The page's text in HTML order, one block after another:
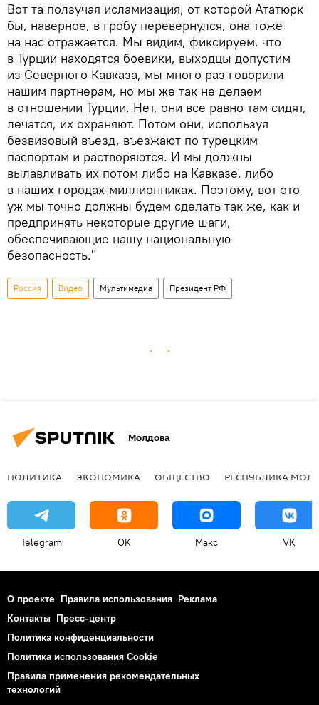
Вот та ползучая исламизация, от которой Ататюрк
бы, наверное, в гробу перевернулся, она тоже
на нас отражается. Мы видим, фиксируем, что
в Турции находятся боевики, выходцы допустим
из Северного Кавказа, мы много раз говорили
нашим партнерам, но мы же так не делаем
в отношении Турции. Нет, они все равно там сидят,
лечатся, их охраняют. Потом они, используя
безвизовый въезд, въезжают по турецким
паспортам и растворяются. И мы должны
вылавливать их потом либо на Кавказе, либо
в наших городах-миллионниках. Поэтому, вот это
уж мы точно должны будем сделать так же, как и
предпринять некоторые другие шаги,
обеспечивающие нашу национальную
безопасность."
Россия Видео Мультимедиа Президент РФ
Молдова
ПОЛИТИКА ЭКОНОМИКА ОБЩЕСТВО РЕСПУБЛИКА
Telegram OK Макс VK
О проекте Правила использования Реклама
Контакты Пресс-центр
Политика конфиденциальности
Политика использования Cookie
Правила применения рекомендательных
технологий